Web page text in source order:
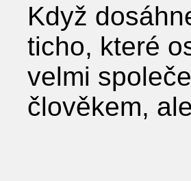
Když
ticho, které
velmi
člověkem,